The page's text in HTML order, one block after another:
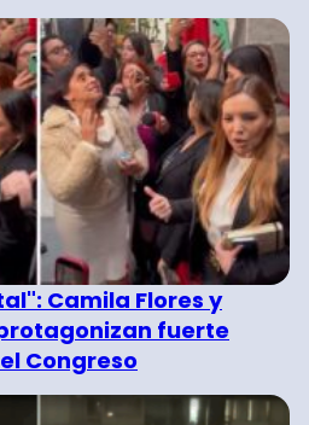
Camila Flores y
fuerte
Congreso